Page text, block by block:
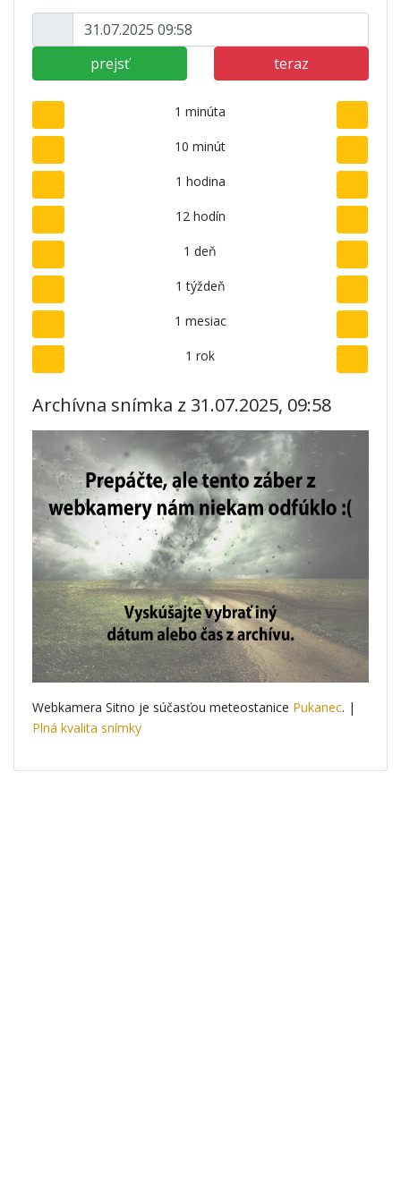
prejsť teraz
1 minúta
10 minút
1 hodina
12 hodín
1 deň
1 týždeň
1 mesiac
1 rok
Archívna snímka z 31.07.2025, 09:58
Webkamera Sitno je súčasťou meteostanice Pukanec. |
Plná kvalita snímky